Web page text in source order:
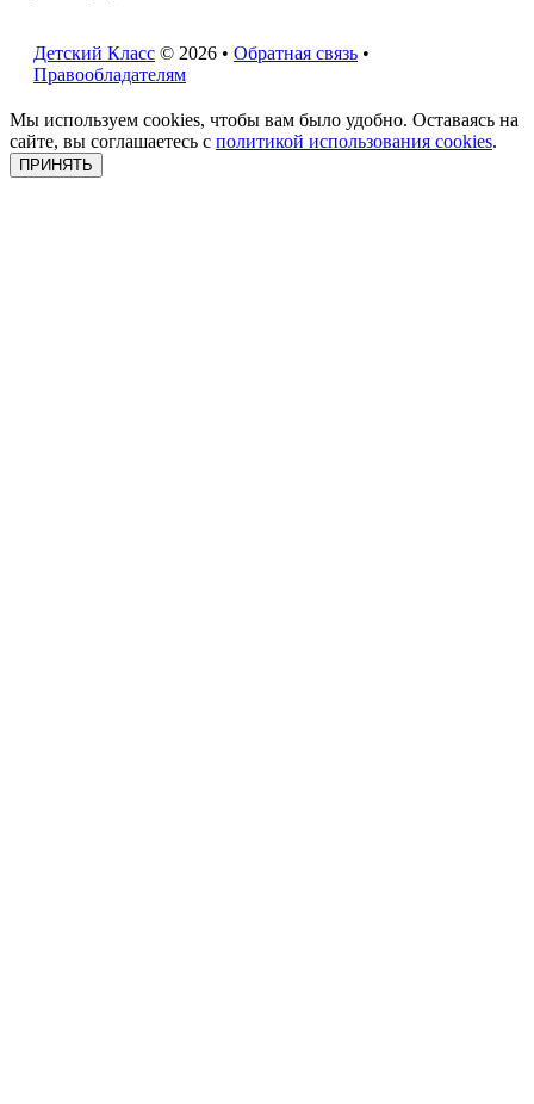
Детский Класс © 2026 • Обратная связь •
Правообладателям
Мы используем cookies, чтобы вам было удобно. Оставаясь на
сайте, вы соглашаетесь с политикой использования cookies.
ПРИНЯТЬ